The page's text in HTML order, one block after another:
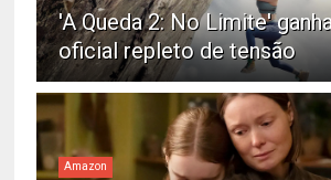
'A Queda 2: No Limite'
oficial repleto de tensão
Amazon